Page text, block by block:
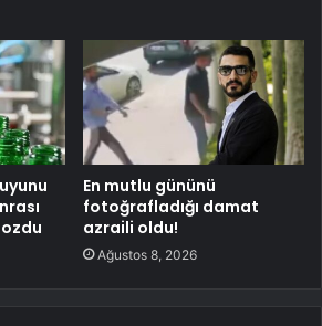
En mutlu gününü
fotoğrafladığı damat
azraili oldu!
Ağustos 8, 2026